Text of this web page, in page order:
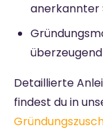
anerkannter
überzeugend
Detaillierte
findest du in